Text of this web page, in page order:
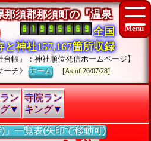
那須郡那須町の『温泉
全国
と神社157,167箇所収録
台帳』：神社順位発信ホームページ】
ーチ》ホーム [As of 26/07/28]
ン
▼
寺院ラン
キング▼
」一覧表(矢印で移動可)